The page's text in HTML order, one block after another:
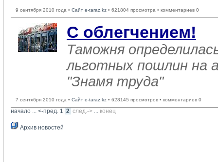
9 сентября 2010 года • Сайт e-taraz.kz • 621804 просмотра • комментариев 0
С облегчением!
Таможня
льготных пошлин на
"Знамя труда"
7 сентября 2010 года • Сайт e-taraz.kz • 628145 просмотров • комментариев 0
начало ... <-пред. 1 2 след.-> ... конец
Архив новостей